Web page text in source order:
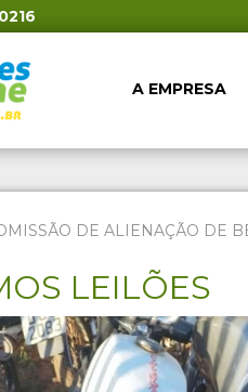
A EMPRESA
DE ALIENAÇÃO DE
LEILÕES